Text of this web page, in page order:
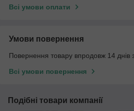
Всі умови оплати
Умови повернення
Повернення товару впродовж 14 днів
Всі умови повернення
Подібні товари компанії